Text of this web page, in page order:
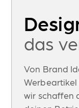
das
Von Brand
Werbeartikel
wir schaffen